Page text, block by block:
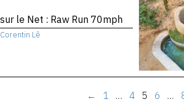
le Net : Raw Run 70mph
Corentin Lê
← 1 … 4 5 6 …